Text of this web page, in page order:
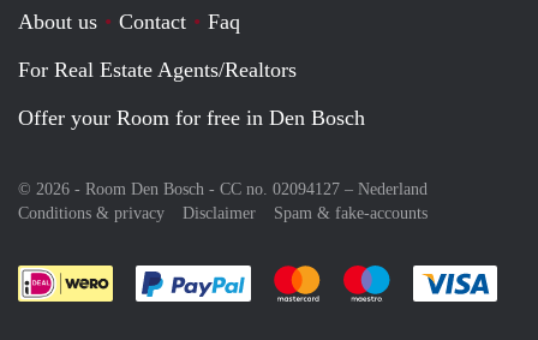
About us Contact
Faq
For Real Estate Agents/Realtors
Offer your Room for free in Den Bosch
© 2026 - Room Den Bosch - CC no. 02094127 – Nederland
Conditions & privacy
Disclaimer Spam & fake-accounts
Pay easily with :payment method
Pay easily with :payment
Pay easily with